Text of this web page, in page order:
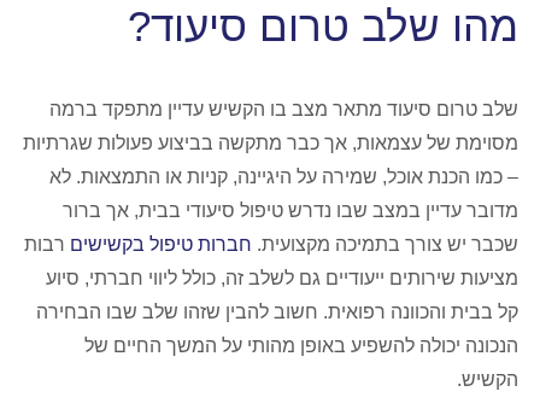
מהו שלב טרום סיעוד?
שלב טרום סיעוד מתאר מצב בו הקשיש עדיין מתפקד ברמה
מסוימת של עצמאות, אך כבר מתקשה בביצוע פעולות שגרתיות
– כמו הכנת אוכל, שמירה על היגיינה, קניות או התמצאות. לא
מדובר עדיין במצב שבו נדרש טיפול סיעודי בבית, אך ברור
שכבר יש צורך בתמיכה מקצועית. חברות טיפול בקשישים רבות
מציעות שירותים ייעודיים גם לשלב זה, כולל ליווי חברתי, סיוע
קל בבית והכוונה רפואית. חשוב להבין שזהו שלב שבו הבחירה
הנכונה יכולה להשפיע באופן מהותי על המשך החיים של
הקשיש.